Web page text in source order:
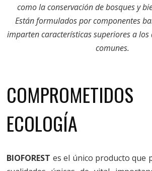
como la conservación de bosques y
Están formulados por componentes
imparten características superiores a los
comunes.
ECOLOGÍA
BIOFOREST es el único producto que